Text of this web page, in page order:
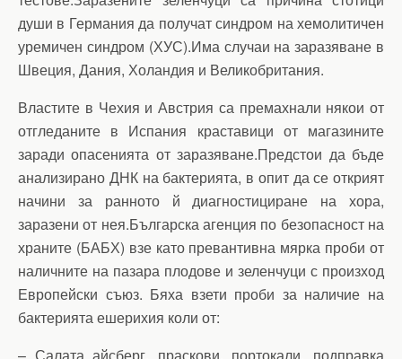
души в Германия да получат синдром на хемолитичен
уремичен синдром (ХУС).Има случаи на заразяване в
Швеция, Дания, Холандия и Великобритания.
Властите в Чехия и Австрия са премахнали някои от
отгледаните в Испания краставици от магазините
заради опасенията от заразяване.Предстои да бъде
анализирано ДНК на бактерията, в опит да се открият
начини за ранното й диагностициране на хора,
заразени от нея.Българска агенция по безопасност на
храните (БАБХ) взе като превантивна мярка проби от
наличните на пазара плодове и зеленчуци с произход
Европейски съюз. Бяха взети проби за наличие на
бактерията ешерихия коли от: